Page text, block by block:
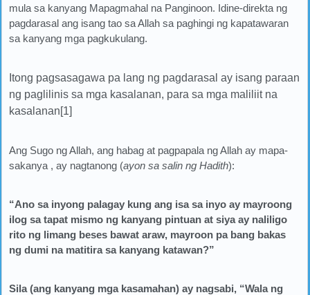
mula sa kanyang Mapagmahal na Panginoon. Idine-direkta ng
pagdarasal ang isang tao sa Allah sa paghingi ng kapatawaran
sa kanyang mga pagkukulang.
Itong pagsasagawa pa lang ng pagdarasal ay isang paraan
ng paglilinis sa mga kasalanan, para sa mga maliliit na
kasalanan[1]
Ang Sugo ng Allah, ang habag at pagpapala ng Allah ay mapa-
sakanya , ay nagtanong (ayon sa salin ng Hadith):
“Ano sa inyong palagay kung ang isa sa inyo ay mayroong
ilog sa tapat mismo ng kanyang pintuan at siya ay naliligo
rito ng limang beses bawat araw, mayroon pa bang bakas
ng dumi na matitira sa kanyang katawan?”
Sila (ang kanyang mga kasamahan) ay nagsabi, “Wala ng